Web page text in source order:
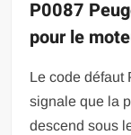
P0087
pour le
Le code défaut
signale que la
descend sous